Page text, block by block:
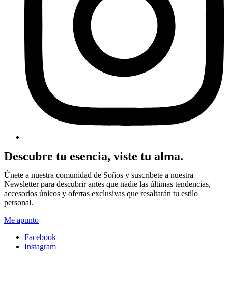
Descubre tu esencia, viste tu alma.
Únete a nuestra comunidad de Soños y suscríbete a nuestra
Newsletter para descubrir antes que nadie las últimas tendencias,
accesorios únicos y ofertas exclusivas que resaltarán tu estilo
personal.
Me apunto
Facebook
Instagram